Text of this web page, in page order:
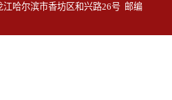
哈尔滨市香坊区和兴路26号 邮编